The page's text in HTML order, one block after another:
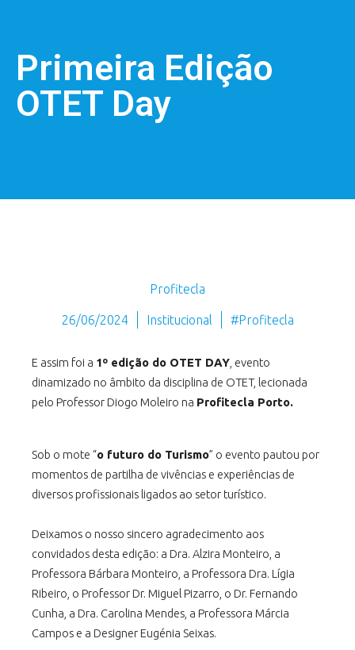
Primeira Edição
OTET Day
Profitecla
26/06/2024 Institucional #Profitecla
E assim foi a 1º edição do OTET DAY , evento
dinamizado no âmbito da disciplina de OTET, lecionada
pelo Professor Diogo Moleiro na Profitecla Porto.
Sob o mote “o futuro do Turismo” o evento pautou por
momentos de partilha de vivências e experiências de
diversos profissionais ligados ao setor turístico.
Deixamos o nosso sincero agradecimento aos
convidados desta edição: a Dra. Alzira Monteiro, a
Professora Bárbara Monteiro, a Professora Dra. Lígia
Ribeiro, o Professor Dr. Miguel Pizarro, o Dr. Fernando
Cunha, a Dra. Carolina Mendes, a Professora Márcia
Campos e a Designer Eugénia Seixas.